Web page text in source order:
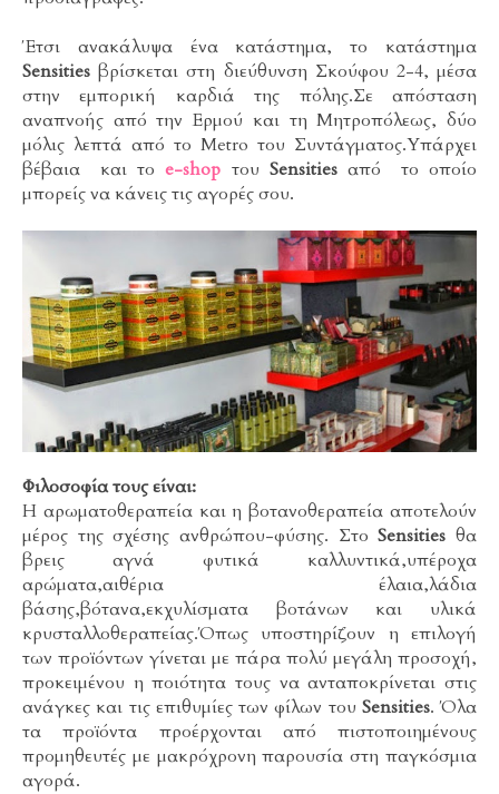
Έτσι ανακάλυψα ένα κατάστημα, το κατάστημα
Sensitiesβρίσκεται στη διεύθυνση Σκούφου 2-4, μέσα
στην εμπορική καρδιά της πόλης.Σε απόσταση
αναπνοής από την Ερμού και τη Μητροπόλεως, δύο
μόλις λεπτά από το Metro του Συντάγματος.Υπάρχει
βέβαια και τοe-shop του Sensities από το οποίο
μπορείς να κάνεις τις αγορές σου.
Φιλοσοφία τους είναι:
Η αρωματοθεραπεία και η βοτανοθεραπεία αποτελούν
μέρος της σχέσης ανθρώπου-φύσης. ΣτοSensities θα
βρεις αγνά φυτικά καλλυντικά,υπέροχα
αρώματα,αιθέρια έλαια,λάδια
βάσης,βότανα,εκχυλίσματα βοτάνων και υλικά
κρυσταλλοθεραπείας.Όπως υποστηρίζουν η επιλογή
των προϊόντων γίνεται με πάρα πολύ μεγάλη προσοχή,
προκειμένου η ποιότητα τους να ανταποκρίνεται στις
ανάγκες και τις επιθυμίες των φίλων του Sensities. Όλα
τα προϊόντα προέρχονται από πιστοποιημένους
προμηθευτές με μακρόχρονη παρουσία στη παγκόσμια
αγορά.